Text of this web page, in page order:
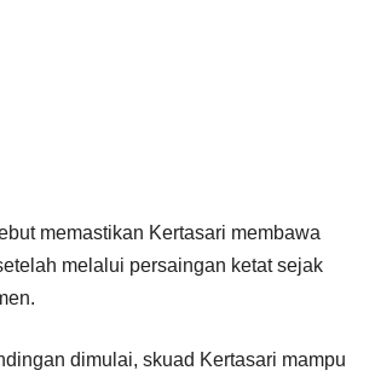
memastikan Kertasari membawa
melalui persaingan ketat sejak
dimulai, skuad Kertasari mampu